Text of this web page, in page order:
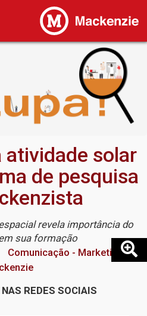
atividade solar
de pesquisa
revela importância do
sua formação
Comunicação - Marketing
REDES SOCIAIS